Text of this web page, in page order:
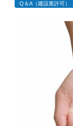
Q＆A（建設業許可）